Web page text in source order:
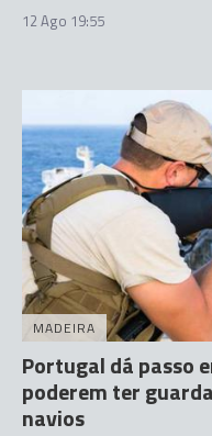
12 Ago 19:55
MADEIRA
Portugal dá passo
poderem ter
navios